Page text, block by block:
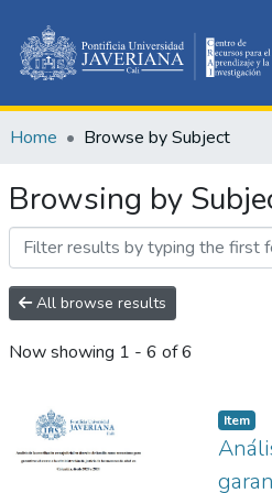
Home Browse by Subject
Browsing by
All browse results
Now showing 1 - 6 of 6
Item